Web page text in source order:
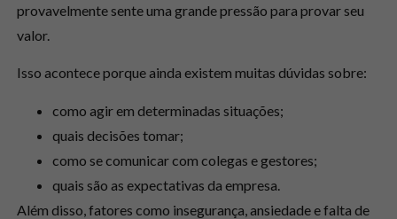
provavelmente sente uma grande pressão para provar seu
valor.
Isso acontece porque ainda existem muitas dúvidas sobre:
como agir em determinadas situações;
quais decisões tomar;
como se comunicar com colegas e gestores;
quais são as expectativas da empresa.
Além disso, fatores como insegurança, ansiedade e falta de